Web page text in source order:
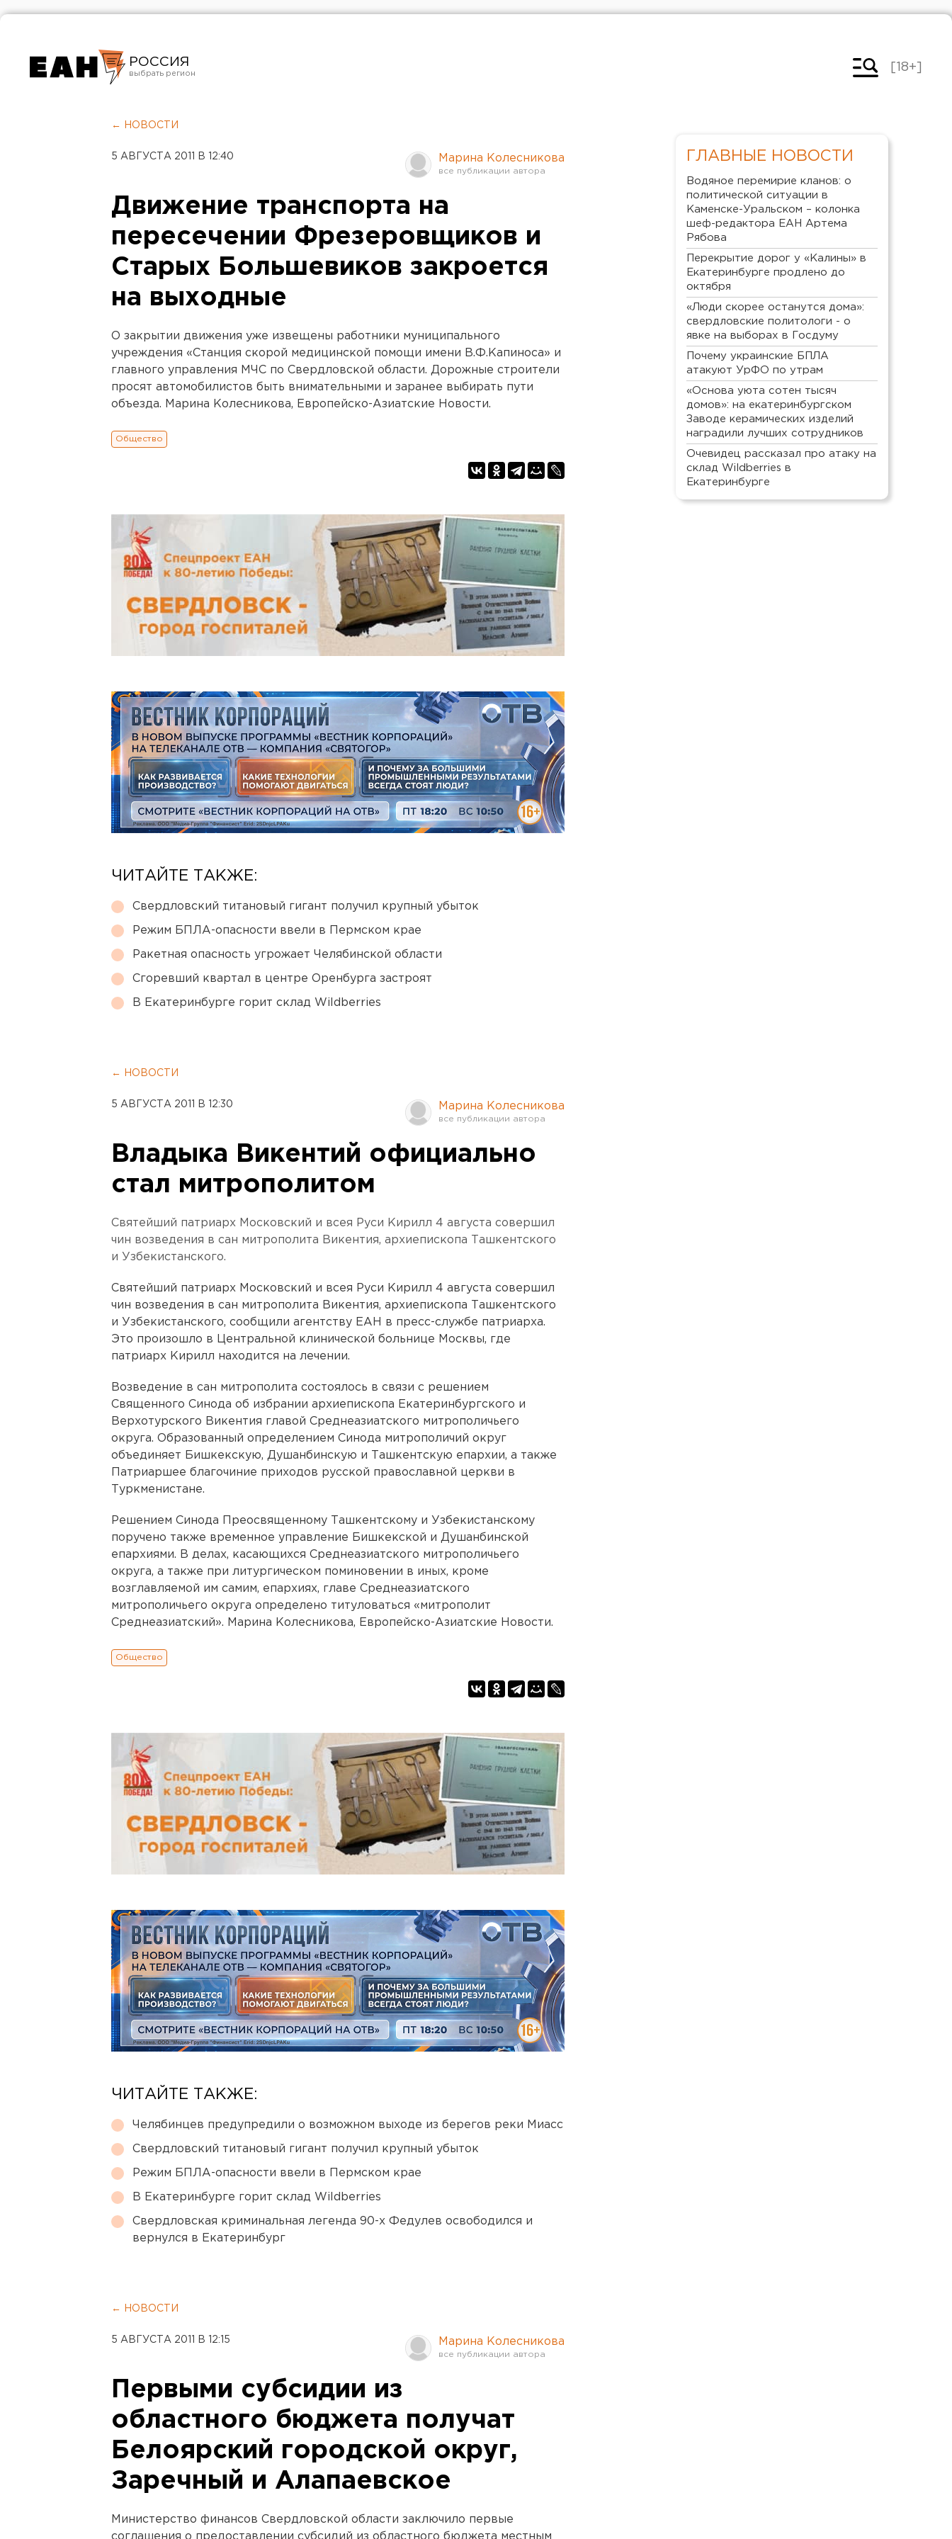
РОССИЯ
Челябинск
[18+]
← НОВОСТИ
5 АВГУСТА 2011 В 12:40 Марина Колесникова
Движение транспорта на
пересечении Фрезеровщиков и
Старых Большевиков закроется
на выходные
О закрытии движения уже извещены работники муниципального
учреждения «Станция скорой медицинской помощи имени В.Ф.Капиноса» и
главного управления МЧС по Свердловской области. Дорожные строители
просят автомобилистов быть внимательными и заранее выбирать пути
объезда. Марина Колесникова, Европейско-Азиатские Новости.
Общество
ЧИТАЙТЕ ТАКЖЕ:
Свердловский титановый гигант получил крупный убыток
Режим БПЛА-опасности ввели в Пермском крае
Ракетная опасность угрожает Челябинской области
Сгоревший квартал в центре Оренбурга застроят
В Екатеринбурге горит склад Wildberries
← НОВОСТИ
5 АВГУСТА 2011 В 12:30 Марина Колесникова
Владыка Викентий официально
стал митрополитом
Святейший патриарх Московский и всея Руси Кирилл 4 августа совершил
чин возведения в сан митрополита Викентия, архиепископа Ташкентского
и Узбекистанского.
Святейший патриарх Московский и всея Руси Кирилл 4 августа совершил
чин возведения в сан митрополита Викентия, архиепископа Ташкентского
и Узбекистанского, сообщили агентству ЕАН в пресс-службе патриарха.
Это произошло в Центральной клинической больнице Москвы, где
патриарх Кирилл находится на лечении.
Возведение в сан митрополита состоялось в связи с решением
Священного Синода об избрании архиепископа Екатеринбургского и
Верхотурского Викентия главой Среднеазиатского митрополичьего
округа. Образованный определением Синода митрополичий округ
объединяет Бишкекскую, Душанбинскую и Ташкентскую епархии, а также
Патриаршее благочиние приходов русской православной церкви в
Туркменистане.
Решением Синода Преосвященному Ташкентскому и Узбекистанскому
поручено также временное управление Бишкекской и Душанбинской
епархиями. В делах, касающихся Среднеазиатского митрополичьего
округа, а также при литургическом поминовении в иных, кроме
возглавляемой им самим, епархиях, главе Среднеазиатского
митрополичьего округа определено титуловаться «митрополит
Среднеазиатский». Марина Колесникова, Европейско-Азиатские Новости.
Общество
ЧИТАЙТЕ ТАКЖЕ:
Челябинцев предупредили о возможном выходе из берегов реки Миасс
Свердловский титановый гигант получил крупный убыток
Режим БПЛА-опасности ввели в Пермском крае
В Екатеринбурге горит склад Wildberries
Свердловская криминальная легенда 90-х Федулев освободился и
вернулся в Екатеринбург
← НОВОСТИ
5 АВГУСТА 2011 В 12:15 Марина Колесникова
Первыми субсидии из
областного бюджета получат
Белоярский городской округ,
Заречный и Алапаевское
Министерство финансов Свердловской области заключило первые
соглашения о предоставлении субсидий из областного бюджета местным
ГЛАВНЫЕ НОВОСТИ
Водяное перемирие кланов: о
политической ситуации в
Каменске-Уральском – колонка
шеф-редактора ЕАН Артема
Рябова
Перекрытие дорог у «Калины» в
Екатеринбурге продлено до
октября
«Люди скорее останутся дома»:
свердловские политологи - о
явке на выборах в Госдуму
Почему украинские БПЛА
атакуют УрФО по утрам
«Основа уюта сотен тысяч
домов»: на екатеринбургском
Заводе керамических изделий
наградили лучших сотрудников
Очевидец рассказал про атаку на
склад Wildberries в
Екатеринбурге